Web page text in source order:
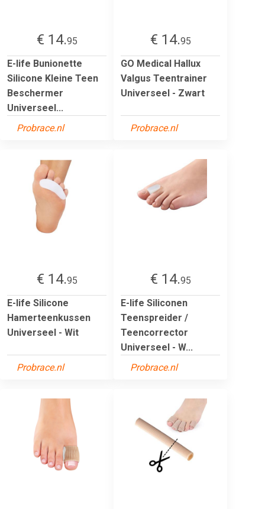
€ 14.95
E-life Bunionette
Silicone Kleine Teen
Beschermer
Universeel...
Probrace.nl
€ 14.95
GO Medical Hallux
Valgus Teentrainer
Universeel - Zwart
Probrace.nl
€ 14.95
E-life Silicone
Hamerteenkussen
Universeel - Wit
Probrace.nl
€ 14.95
E-life Siliconen
Teenspreider /
Teencorrector
Universeel - W...
Probrace.nl